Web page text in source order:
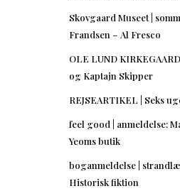
Skovgaard Museet |
Frandsen – Al Fresco
OLE LUND
og Kaptajn Skipper
REJSEARTIKEL | Seks
feel good | anmeldelse:
Yeoms butik
boganmeldelse |
Historisk fiktion